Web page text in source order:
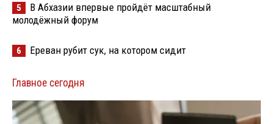
5
В Абхазии впервые пройдёт масштабный
молодёжный форум
6 Ереван рубит сук, на котором сидит
Главное сегодня